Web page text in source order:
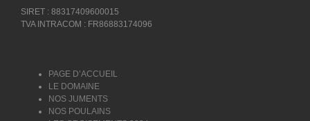
SIRET : 88317409600015
TVA INTRACOM : FR86883174096
PAGE D’ACCUEIL
LE DOMAINE
NOS JUMENTS
NOS POULAINS